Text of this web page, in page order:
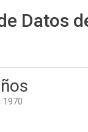
Datos
1970